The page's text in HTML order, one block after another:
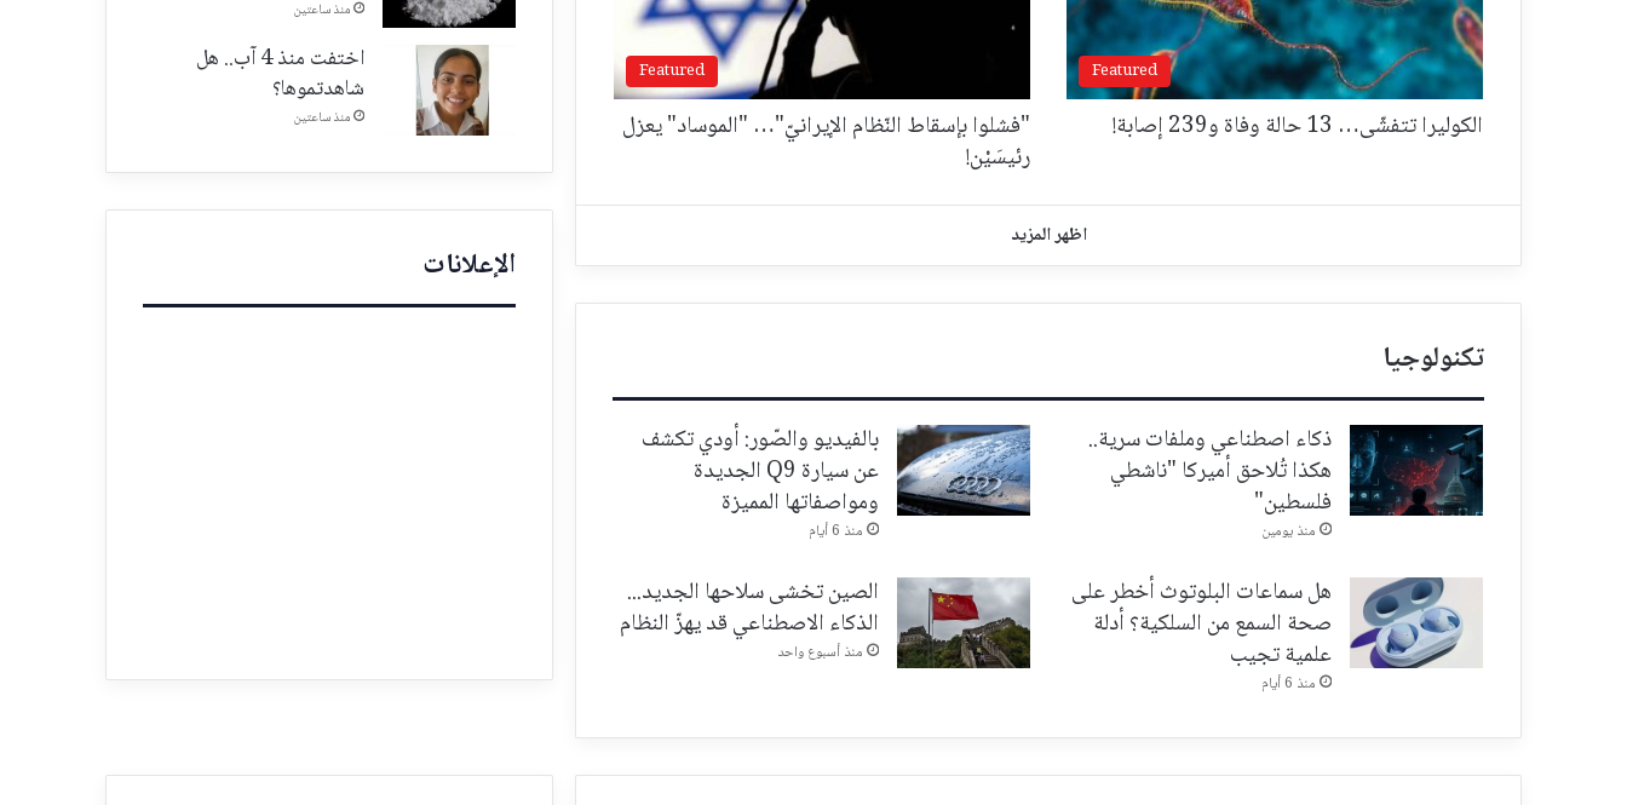
Featured
الكوليرا تتفشّى… 13 حالة وفاة و239 إصابة!
Featured
"فشلوا بإسقاط النّظام الإيرانيّ"… "الموساد" يعزل
رئيسَيْن!
اظهر المزيد
تكنولوجيا
ذكاء اصطناعي وملفات سرية..
هكذا تُلاحق أميركا "ناشطي
فلسطين"
منذ يومين
بالفيديو والصّور: أودي تكشف
عن سيارة Q9 الجديدة
ومواصفاتها المميزة
منذ 6 أيام
هل سماعات البلوتوث أخطر على
صحة السمع من السلكية؟ أدلة
علمية تجيب
منذ 6 أيام
الصين تخشى سلاحها الجديد...
الذكاء الاصطناعي قد يهزّ النظام
منذ أسبوع واحد
منذ ساعتين
اختفت منذ 4 آب.. هل
شاهدتموها؟
منذ ساعتين
الإعلانات